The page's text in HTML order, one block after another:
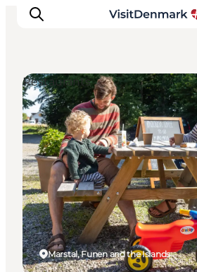
Inspiration
Resmål
Aktiviteter
Övernatta
Planera resan
Marstal, Funen and the Islands
Restaurants